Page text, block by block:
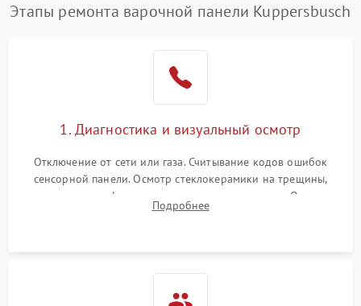
Этапы ремонта варочной панели Kuppersbusch
1. Диагностика и визуальный осмотр
Отключение от сети или газа. Считывание кодов ошибок
сенсорной панели. Осмотр стеклокерамики на трещины,
проверка конфорок на равномерность нагрева. Опрос
клиента о симптомах (не включается, не видит посуду,
Подробнее